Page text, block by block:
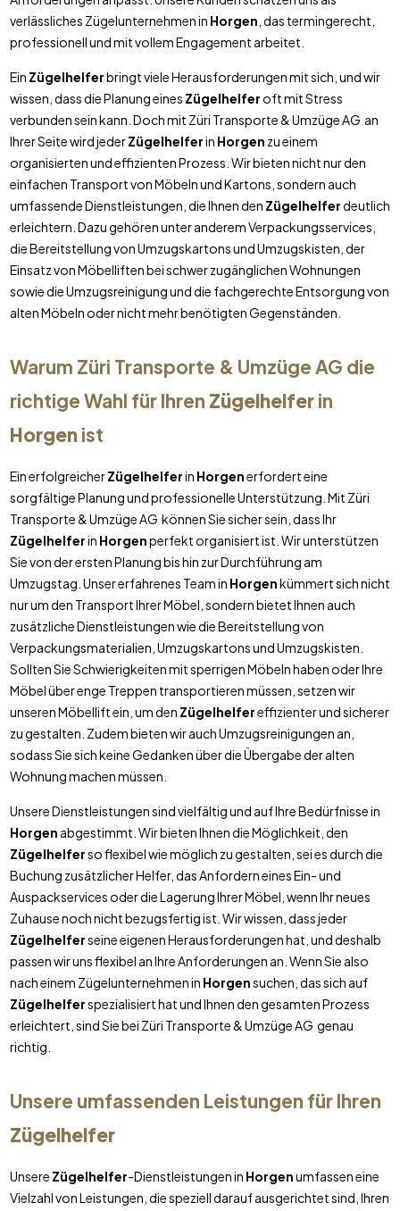
verlässliches Zügelunternehmen in Horgen , das termingerecht,
professionell und mit vollem Engagement arbeitet.
Ein Zügelhelferbringt viele Herausforderungen mit sich, und wir
wissen, dass die Planung eines Zügelhelferoft mit Stress
verbunden sein kann. Doch mit Züri Transporte & Umzüge AG an
Ihrer Seite wird jederZügelhelferin Horgen zu einem
organisierten und effizienten Prozess. Wir bieten nicht nur den
einfachen Transport von Möbeln und Kartons, sondern auch
umfassende Dienstleistungen, die Ihnen den Zügelhelferdeutlich
erleichtern. Dazu gehören unter anderem Verpackungsservices,
die Bereitstellung von Umzugskartons und Umzugskisten, der
Einsatz von Möbelliften bei schwer zugänglichen Wohnungen
sowie die Umzugsreinigung und die fachgerechte Entsorgung von
alten Möbeln oder nicht mehr benötigten Gegenständen.
Warum Züri Transporte & Umzüge AG die
richtige Wahl für Ihren Zügelhelferin
Horgenist
Ein erfolgreicherZügelhelferin Horgenerfordert eine
sorgfältige Planung und professionelle Unterstützung. Mit Züri
Transporte & Umzüge AG können Sie sicher sein, dass Ihr
Zügelhelferin Horgenperfekt organisiert ist. Wir unterstützen
Sie von der ersten Planung bis hin zur Durchführung am
Umzugstag. Unser erfahrenes Team in Horgenkümmert sich nicht
nur um den Transport Ihrer Möbel, sondern bietet Ihnen auch
zusätzliche Dienstleistungen wie die Bereitstellung von
Verpackungsmaterialien, Umzugskartons und Umzugskisten.
Sollten Sie Schwierigkeiten mit sperrigen Möbeln haben oder Ihre
Möbel über enge Treppen transportieren müssen, setzen wir
unseren Möbellift ein, um den Zügelhelfereffizienter und sicherer
zu gestalten. Zudem bieten wir auch Umzugsreinigungen an,
sodass Sie sich keine Gedanken über die Übergabe der alten
Wohnung machen müssen.
Unsere Dienstleistungen sind vielfältig und auf Ihre Bedürfnisse in
Horgen abgestimmt. Wir bieten Ihnen die Möglichkeit, den
Zügelhelferso flexibel wie möglich zu gestalten, sei es durch die
Buchung zusätzlicher Helfer, das Anfordern eines Ein- und
Auspackservices oder die Lagerung Ihrer Möbel, wenn Ihr neues
Zuhause noch nicht bezugsfertig ist. Wir wissen, dass jeder
Zügelhelferseine eigenen Herausforderungen hat, und deshalb
passen wir uns flexibel an Ihre Anforderungen an. Wenn Sie also
nach einem Zügelunternehmen in Horgensuchen, das sich auf
Zügelhelferspezialisiert hat und Ihnen den gesamten Prozess
erleichtert, sind Sie bei Züri Transporte & Umzüge AG genau
richtig.
Unsere umfassenden Leistungen für Ihren
Zügelhelfer
Unsere Zügelhelfer-Dienstleistungen in Horgenumfassen eine
Vielzahl von Leistungen, die speziell darauf ausgerichtet sind, Ihren